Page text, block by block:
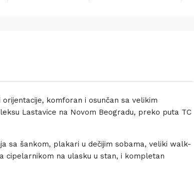
komforan i osunčan sa velikim
Lastavice na Novom Beogradu, preko puta TC
sa šankom, plakari u dečijim sobama, veliki walk-
cipelarnikom na ulasku u stan, i kompletan